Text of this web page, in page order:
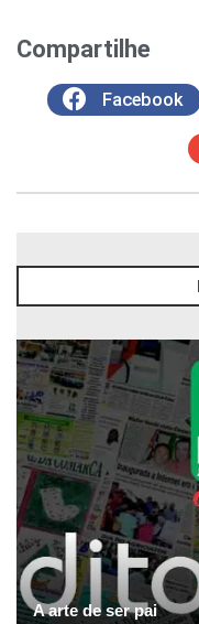
Compartilhe
Facebook
A arte de ser pai